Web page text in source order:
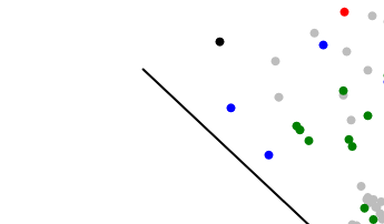
The chart has 1 Y axis displaying